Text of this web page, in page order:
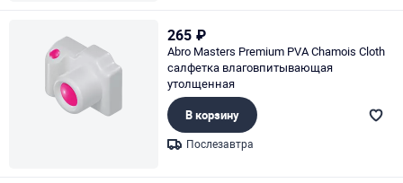
265 ₽
Abro Masters Premium PVA Chamois Cloth
салфетка влаговпитывающая
утолщенная
В корзину
Послезавтра